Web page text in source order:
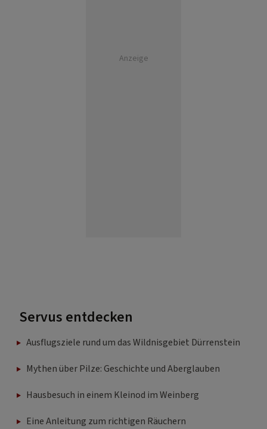
Anzeige
Servus entdecken
Ausflugsziele rund um das Wildnisgebiet Dürrenstein
Mythen über Pilze: Geschichte und Aberglauben
Hausbesuch in einem Kleinod im Weinberg
Eine Anleitung zum richtigen Räuchern